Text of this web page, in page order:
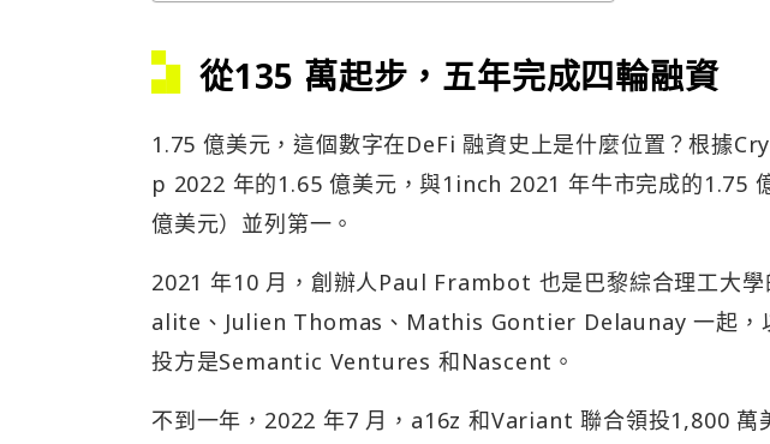
從135 萬起步，五年完成四輪融資
1.75 億美元，這個數字在DeFi 融資史上是什麼位置？根據
p 2022 年的1.65 億美元，與1inch 2021 年牛市完成的1.75
億美元）並列第一。
2021 年10 月，創辦人Paul Frambot 也是巴黎綜合理工大
alite、Julien Thomas、Mathis Gontier Delaunay 一起，
投方是Semantic Ventures 和Nascent。
不到一年，2022 年7 月，a16z 和Variant 聯合領投1,800